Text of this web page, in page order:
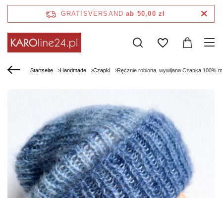
GRATISVERSAND ab 50,00 zł
Startseite Handmade Czapki Ręcznie robiona, wywijana Czapka 100%